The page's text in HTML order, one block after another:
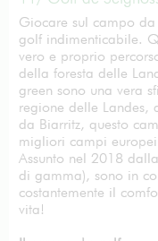
Giocare sul campo da
golf indimenticabile.
vero e proprio
della foresta delle
green sono una vera
regione delle Landes,
da Biarritz, questo
migliori campi
Assunto nel 2018
di gamma), sono in
costantemente il
vita!